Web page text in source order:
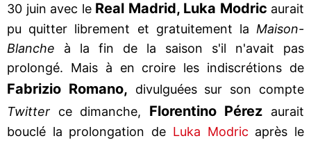
30 juin avec le Real Madrid, Luka Modric aurait
pu quitter librement et gratuitement la Maison-
Blanche à la fin de la saison s'il n'avait pas
prolongé. Mais à en croire les indiscrétions de
Fabrizio Romano, divulguées sur son compte
Twitter ce dimanche, Florentino Pérez aurait
bouclé la prolongation de Luka Modric après le